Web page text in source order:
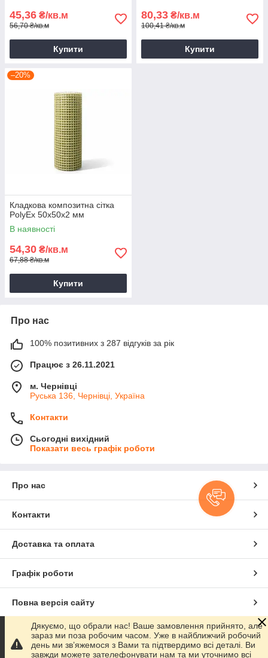
45,36 ₴/кв.м
56,70 ₴/кв.м
Купити
80,33 ₴/кв.м
100,41 ₴/кв.м
Купити
–20%
Кладкова композитна сітка
PolyEx 50х50х2 мм
В наявності
54,30 ₴/кв.м
67,88 ₴/кв.м
Купити
Про нас
100% позитивних з 287 відгуків за рік
Працює з 26.11.2021
м. Чернівці
Руська 136, Чернівці, Україна
Контакти
Сьогодні вихідний
Показати весь графік роботи
Про нас
Контакти
Доставка та оплата
Графік роботи
Повна версія сайту
Сайт створено на маркетплейсіProm.ua
Дякуємо, що обрали нас! Ваше замовлення прийнято, але
зараз ми поза робочим часом. Уже в найближчий робочий
день ми зв’яжемося з Вами та підтвердимо всі деталі. Ви
завжди можете зателефонувати нам та ми уточнимо всі